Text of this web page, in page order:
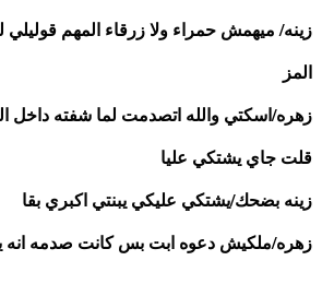
المز
قلت جاي يشتكي عليا
زينه بضحك/يشتكي عليكي يبنتي اكبري بقا
زهره/ملكيش دعوه ابت بس كانت صدمه انه